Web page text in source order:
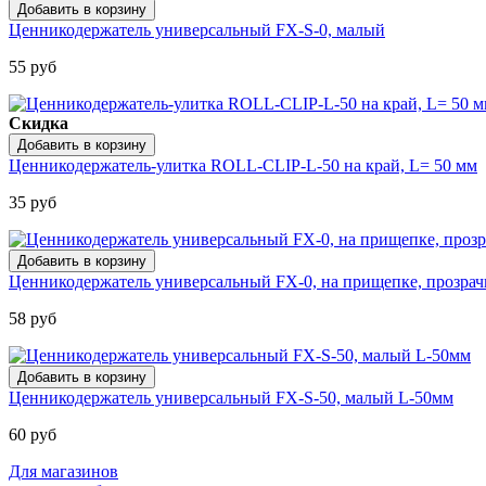
Ценникодержатель универсальный FX-S-0, малый
55 руб
Скидка
Ценникодержатель-улитка ROLL-CLIP-L-50 на край, L= 50 мм
35 руб
Ценникодержатель универсальный FX-0, на прищепке,
58 руб
Ценникодержатель универсальный FX-S-50, малый L-50мм
60 руб
Для магазинов